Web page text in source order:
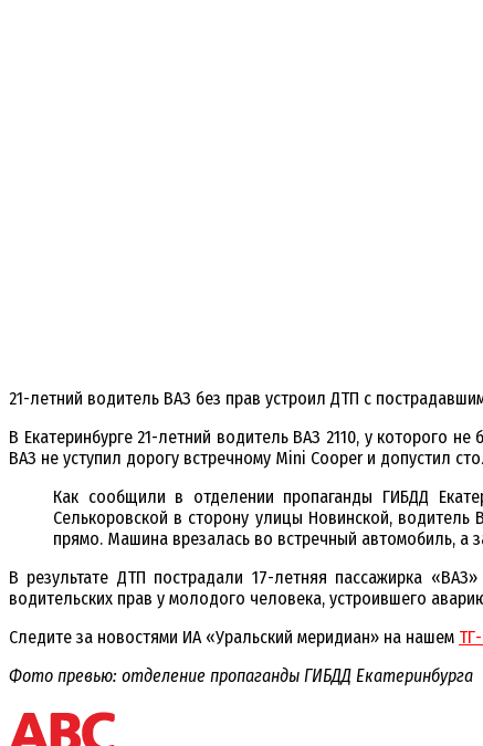
21-летний водитель ВАЗ без прав устроил ДТП с
В Екатеринбурге 21-летний водитель ВАЗ 2110, у которого
ВАЗ не уступил дорогу встречному Mini Cooper и допустил
Как сообщили в отделении пропаганды ГИБДД
Селькоровской в сторону улицы Новинской, водитель
прямо. Машина врезалась во встречный автомобиль, а
В результате ДТП пострадали 17-летняя пассажирка
водительских прав у молодого человека, устроившего
Следите за новостями ИА «Уральский меридиан» на нашем
Фото превью: отделение пропаганды ГИБДД Екатеринбурга